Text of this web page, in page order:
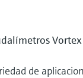
Vortex
de